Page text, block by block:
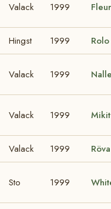
Valack 1999
Hingst 1999 Rolo
Valack 1999
Valack 1999
Valack 1999
Sto 1999